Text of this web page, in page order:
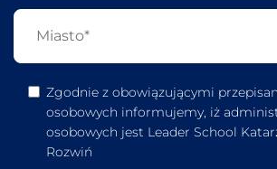
Zgodnie z obowiązującymi
osobowych informujemy, iż
osobowych jest Leader School
Rozwiń